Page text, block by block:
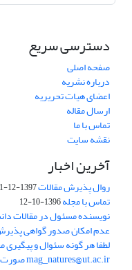
دسترسی سریع
صفحه اصلی
درباره نشریه
اعضای هیات تحریریه
ارسال مقاله
تماس با ما
نقشه سایت
آخرین اخبار
روال پذیرش مقالات1397-12-11
تماس با مجله1396-10-12
نویسنده مسئول در مقالات
عدم امکان صدور گواهی
لطفا هر گونه سئوال و پیگیری
mag_natures@ut.ac.ir صورت پذیرد.